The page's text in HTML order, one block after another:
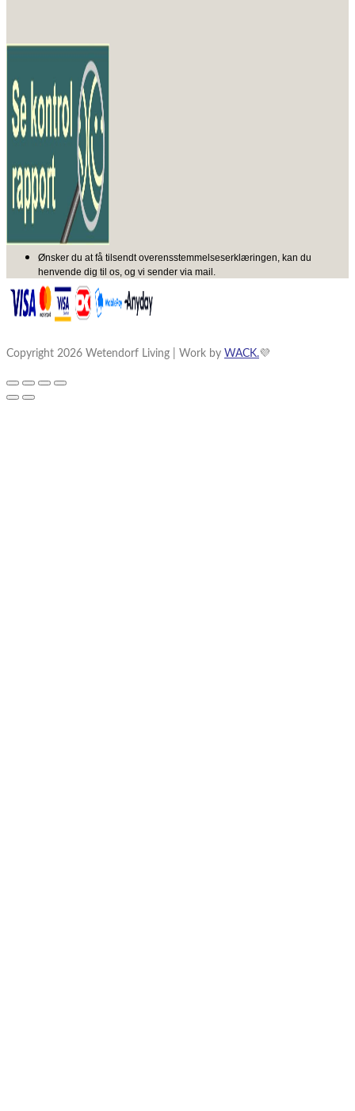
Ønsker du at få tilsendt overensstemmelseserklæringen, kan du
henvende dig til os, og vi sender via mail.
Copyright 2026 Wetendorf Living | Work by WACK.💜